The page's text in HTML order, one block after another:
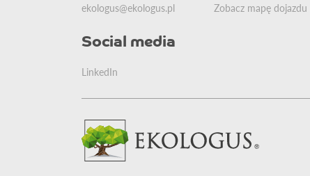
ekologus@ekologus.pl
Social media
LinkedIn
Zobacz mapę dojazdu